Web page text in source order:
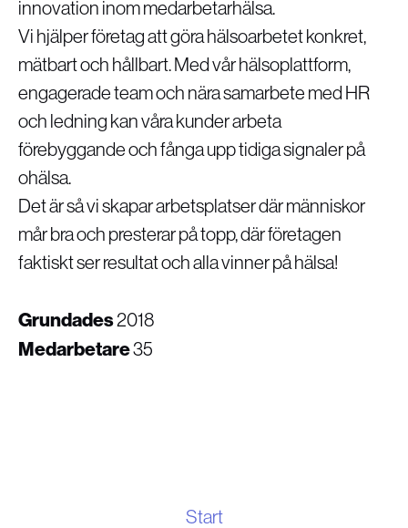
innovation inom medarbetarhälsa.
Vi hjälper företag att göra hälsoarbetet konkret,
mätbart och hållbart. Med vår hälsoplattform,
engagerade team och nära samarbete med HR
och ledning kan våra kunder arbeta
förebyggande och fånga upp tidiga signaler på
ohälsa.
Det är så vi skapar arbetsplatser där människor
mår bra och presterar på topp, där företagen
faktiskt ser resultat och alla vinner på hälsa!
Grundades2018
Medarbetare35
Start